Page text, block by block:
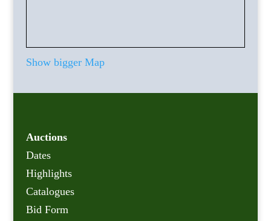
Show bigger Map
Auctions
Dates
Highlights
Catalogues
Bid Form